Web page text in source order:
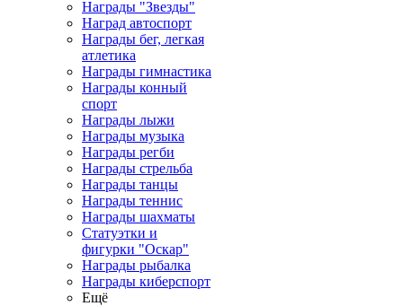
Награды "Звезды"
Наград автоспорт
Награды бег, легкая
атлетика
Награды гимнастика
Награды конный
спорт
Награды лыжи
Награды музыка
Награды регби
Награды стрельба
Награды танцы
Награды теннис
Награды шахматы
Статуэтки и
фигурки "Оскар"
Награды рыбалка
Награды киберспорт
Ещё